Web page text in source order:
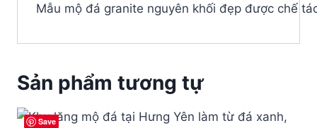
Mẫu mộ đá granite nguyên khối đẹp được chế
Sản phẩm tương tự
Save